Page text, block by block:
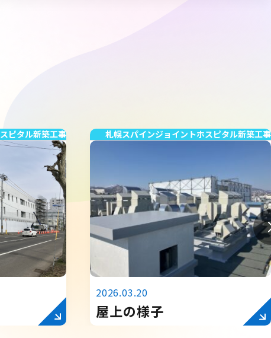
ピタル新築工事 札幌スパインジョイントホスピタル新築工事
2026.03.20
屋上の様子